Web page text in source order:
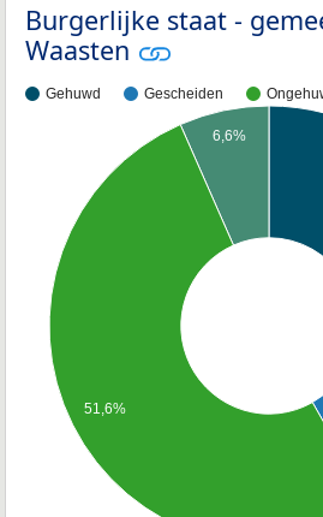
Burgerlijke staat -
Waasten
Gehuwd Gescheiden
6,6%
51,6%